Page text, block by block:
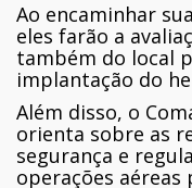
Ao encaminhar
eles farão a
também do local
implantação do
Além disso, o
orienta sobre as
segurança e
operações aéreas